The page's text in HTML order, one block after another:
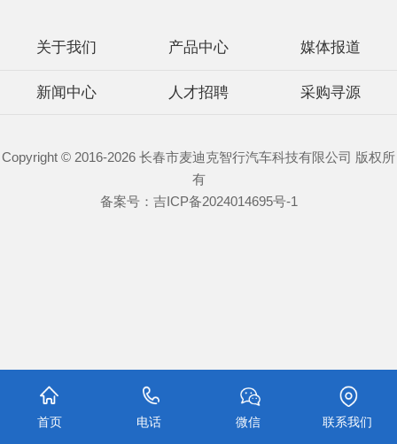
关于我们 产品中心 媒体报道
新闻中心 人才招聘 采购寻源
Copyright © 2016-2026 长春市麦迪克智行汽车科技有限公司 版权所
有
备案号： 吉ICP备2024014695号-1
首页 电话 微信 联系我们